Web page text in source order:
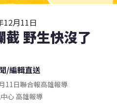
12月11日
截 野生快沒了
/編輯直送
11日聯合報高雄報導
心 高雄報導